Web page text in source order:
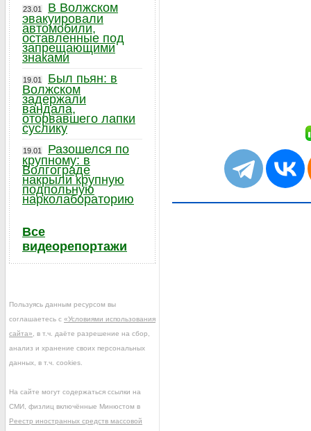
23.01
В Волжском
эвакуировали
автомобили,
оставленные под
запрещающими
знаками
19.01
Был пьян: в
Волжском
задержали
вандала,
оторвавшего лапки
суслику
19.01
Разошелся по
крупному: в
Волгограде
накрыли крупную
подпольную
нарколабораторию
Все
видеорепортажи
Пользуясь данным ресурсом вы
соглашаетесь с «Условиями использования
сайта» , в т.ч. даёте разрешение на сбор,
анализ и хранение своих персональных
данных, в т.ч. cookies.
На сайте могут содержаться ссылки на
СМИ, физлиц включённые Минюстом в
Реестр иностранных средств массовой